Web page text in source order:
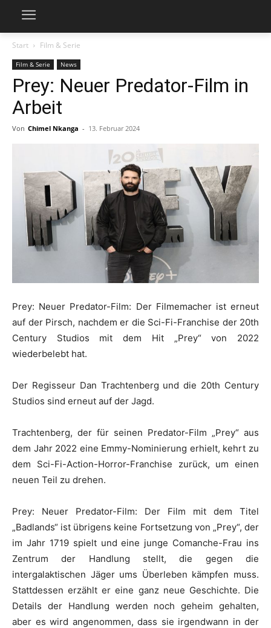
Start Film & Serie
Film & Serie News
Prey: Neuer Predator-Film in
Arbeit
Von Chimel Nkanga - 13. Februar 2024
Prey: Neuer Predator-Film: Der Filmemacher ist erneut
auf der Pirsch, nachdem er die Sci-Fi-Franchise der 20th
Century Studios mit dem Hit „Prey“ von 2022
wiederbelebt hat.
Der Regisseur Dan Trachtenberg und die 20th Century
Studios sind erneut auf der Jagd.
Trachtenberg, der für seinen Predator-Film „Prey“ aus
dem Jahr 2022 eine Emmy-Nominierung erhielt, kehrt zu
dem Sci-Fi-Action-Horror-Franchise zurück, um einen
neuen Teil zu drehen.
Prey: Neuer Predator-Film: Der Film mit dem Titel
„Badlands“ ist übrigens keine Fortsetzung von „Prey“, der
im Jahr 1719 spielt und eine junge Comanche-Frau ins
Zentrum der Handlung stellt, die gegen die
intergalaktischen Jäger ums Überleben kämpfen muss.
Stattdessen erzählt er eine ganz neue Geschichte. Die
Details der Handlung werden noch geheim gehalten,
aber es wird angenommen, dass sie irgendwann in der